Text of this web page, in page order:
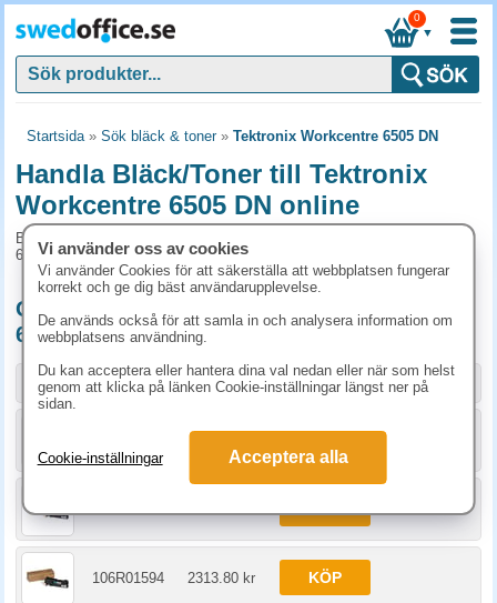
▼
0
Startsida» Sök bläck & toner» Tektronix Workcentre 6505 DN
Handla Bläck/Toner till Tektronix
Workcentre 6505 DN online
Bläck/Toner och tillbehör som passar till Tektronix Workcentre
6505 DN
Originalprodukter till Tektronix Workcentre
6505 DN
Storlek / info Art.nr
2448.80 kr
106R01595 2313.80 kr
106R01594 2313.80 kr KÖP
Vi använder oss av cookies
Vi använder Cookies för att säkerställa att webbplatsen fungerar
korrekt och ge dig bäst användarupplevelse.
De används också för att samla in och analysera information om
webbplatsens användning.
Du kan acceptera eller hantera dina val nedan eller när som helst
genom att klicka på länken Cookie-inställningar längst ner på
sidan.
Cookie-inställningar Acceptera alla